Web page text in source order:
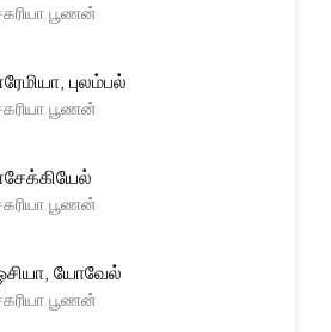
பூணன்
புலம்பல்
பூணன்
பூணன்
யோவேல்
பூணன்